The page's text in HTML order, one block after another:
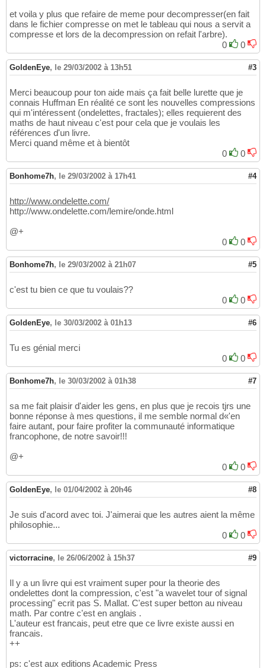
et voila y plus que refaire de meme pour decompresser(en fait
dans le fichier compresse on met le tableau qui nous a servit a
compresse et lors de la decompression on refait l'arbre).
0
0
GoldenEye, le 29/03/2002 à 13h51 #3
Merci beaucoup pour ton aide mais ça fait belle lurette que je
connais Huffman En réalité ce sont les nouvelles compressions
qui m'intéressent (ondelettes, fractales); elles requierent des
maths de haut niveau c'est pour cela que je voulais les
références d'un livre.
Merci quand même et à bientôt
0
0
Bonhome7h, le 29/03/2002 à 17h41 #4
http://www.ondelette.com/
http://www.ondelette.com/lemire/onde.html
@+
0
0
Bonhome7h, le 29/03/2002 à 21h07 #5
c'est tu bien ce que tu voulais??
0
0
GoldenEye, le 30/03/2002 à 01h13 #6
Tu es génial merci
0
0
Bonhome7h, le 30/03/2002 à 01h38 #7
sa me fait plaisir d'aider les gens, en plus que je recois tjrs une
bonne réponse à mes questions, il me semble normal d«'en
faire autant, pour faire profiter la communauté informatique
francophone, de notre savoir!!!
@+
0
0
GoldenEye, le 01/04/2002 à 20h46 #8
Je suis d'acord avec toi. J'aimerai que les autres aient la même
philosophie...
0
0
victorracine, le 26/06/2002 à 15h37 #9
Il y a un livre qui est vraiment super pour la theorie des
ondelettes dont la compression, c'est "a wavelet tour of signal
processing" ecrit pas S. Mallat. C'est super betton au niveau
math. Par contre c'est en anglais .
L'auteur est francais, peut etre que ce livre existe aussi en
francais.
++
ps: c'est aux editions Academic Press